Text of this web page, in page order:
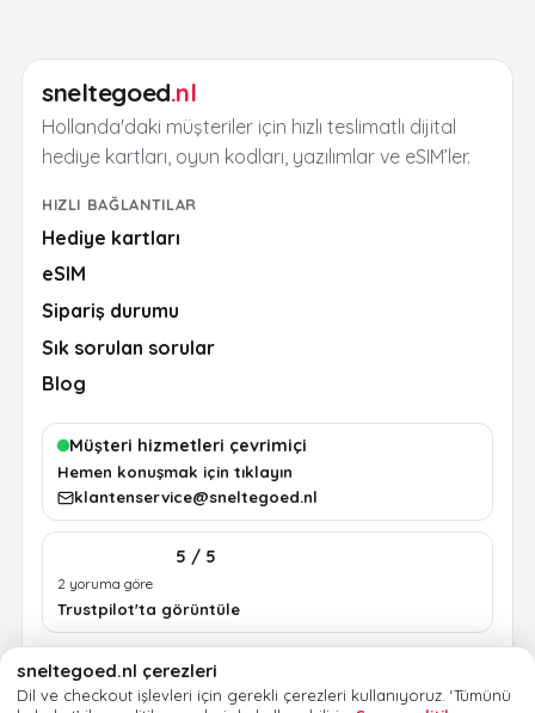
sneltegoed.nl
Hollanda'daki müşteriler için hızlı teslimatlı dijital
hediye kartları, oyun kodları, yazılımlar ve eSIM’ler.
HIZLI BAĞLANTILAR
Hediye kartları
eSIM
Sipariş durumu
Sık sorulan sorular
Blog
Müşteri hizmetleri çevrimiçi
Hemen konuşmak için tıklayın
klantenservice@sneltegoed.nl
5 / 5
2 yoruma göre
Trustpilot'ta görüntüle
ŞartlarGizlilik Çerez politikası
sneltegoed.nl çerezleri
Dil ve checkout işlevleri için gerekli çerezleri kullanıyoruz. ‘Tümünü